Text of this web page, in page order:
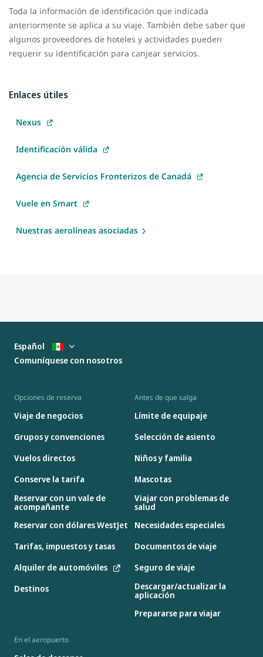
Toda la información de identificación que indicada
anteriormente se aplica a su viaje. También debe saber que
algunos proveedores de hoteles y actividades pueden
requerir su identificación para canjear servicios.
Enlaces útiles
Nexus
Identificación válida
Agencia de Servicios Fronterizos de Canadá
Vuele en Smart
Nuestras aerolíneas asociadas
Opciones de reserva
Viaje de negocios
Grupos y convenciones
Vuelos directos
Conserve la tarifa
Reservar con un vale de
acompañante
Reservar con dólares WestJet
Tarifas, impuestos y tasas
Alquiler de automóviles
Destinos
Antes de que salga
Límite de equipaje
Selección de asiento
Niños y familia
Mascotas
Viajar con problemas de
salud
Necesidades especiales
Documentos de viaje
Seguro de viaje
Descargar/actualizar la
aplicación
Prepararse para viajar
En el aeropuerto
Español
Comuníquese con nosotros